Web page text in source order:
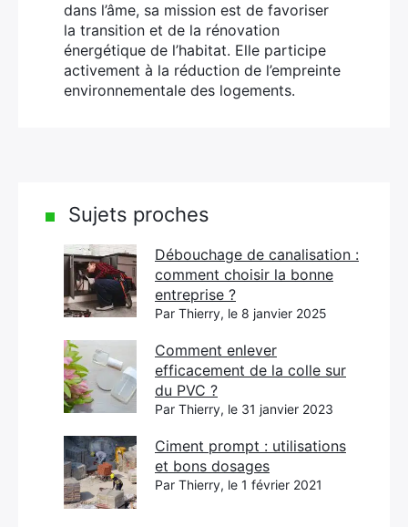
dans l’âme, sa mission est de favoriser
la transition et de la rénovation
énergétique de l’habitat. Elle participe
activement à la réduction de l’empreinte
environnementale des logements.
Sujets proches
Débouchage de canalisation :
comment choisir la bonne
entreprise ?
Par Thierry, le 8 janvier 2025
Comment enlever
efficacement de la colle sur
du PVC ?
Par Thierry, le 31 janvier 2023
Ciment prompt : utilisations
et bons dosages
Par Thierry, le 1 février 2021